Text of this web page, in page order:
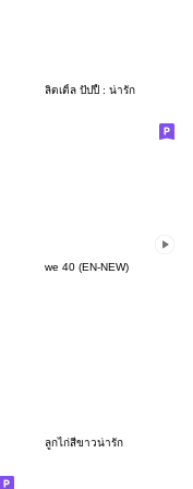
ลิตเติ้ล ปัปปี้ : น่ารัก
we 40 (EN-NEW)
ลูกไก่สีขาวน่ารัก